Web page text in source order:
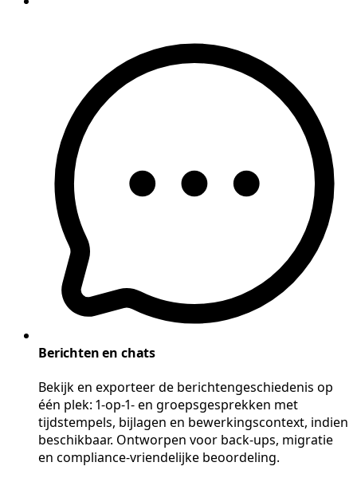
Berichten en chats
Bekijk en exporteer de berichtengeschiedenis op
één plek: 1-op-1- en groepsgesprekken met
tijdstempels, bijlagen en bewerkingscontext, indien
beschikbaar. Ontworpen voor back-ups, migratie
en compliance-vriendelijke beoordeling.